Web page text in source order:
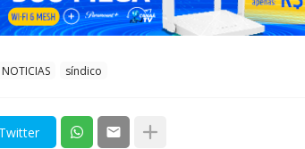
NOTICIAS síndico
Twitter